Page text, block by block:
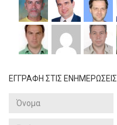
ΕΓΓΡΑΦΗ ΣΤΙΣ ΕΝΗΜΕΡΩΣΕΙΣ.